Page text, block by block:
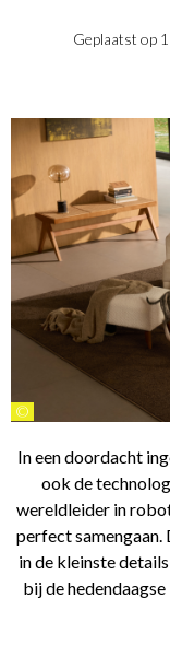
Geplaatst op
©
In een doordacht
ook de
wereldleider in
perfect samengaan.
in de kleinste
bij de